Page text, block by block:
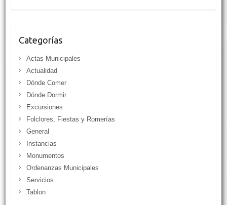
Categorías
Actas Municipales
Actualidad
Dónde Comer
Dónde Dormir
Excursiones
Folclores, Fiestas y Romerías
General
Instancias
Monumentos
Ordenanzas Municipales
Servicios
Tablon